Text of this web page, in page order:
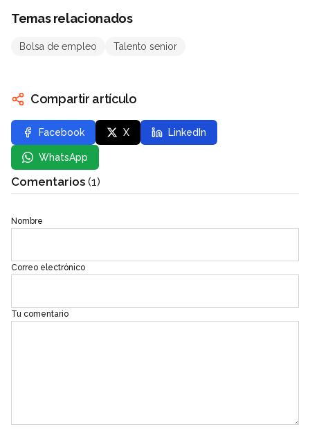
Temas relacionados
Bolsa de empleo Talento senior
Compartir artículo
Facebook X LinkedIn
WhatsApp
Comentarios (1)
Nombre
Correo electrónico
Tu comentario